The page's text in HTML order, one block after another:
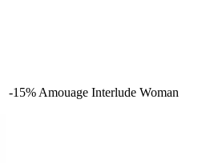
-15% Amouage Interlude Woman